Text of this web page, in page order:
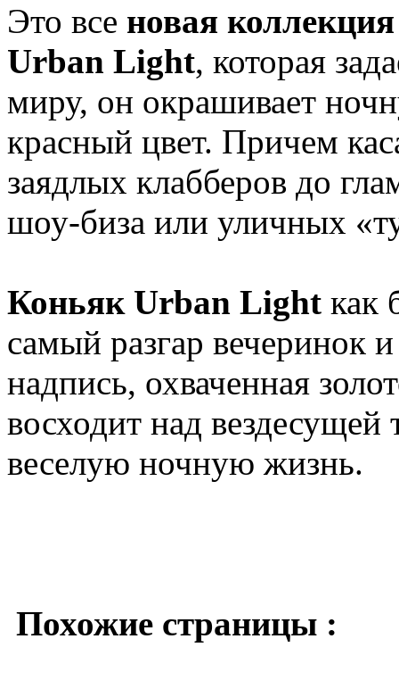
Это все новая
Urban Light, которая
миру, он окрашивает
красный цвет. Причем
заядлых клабберов до
шоу-биза или уличных
Коньяк Urban Light как
самый разгар вечеринок
надпись, охваченная
восходит над
веселую ночную жизнь.
Похожие страницы :